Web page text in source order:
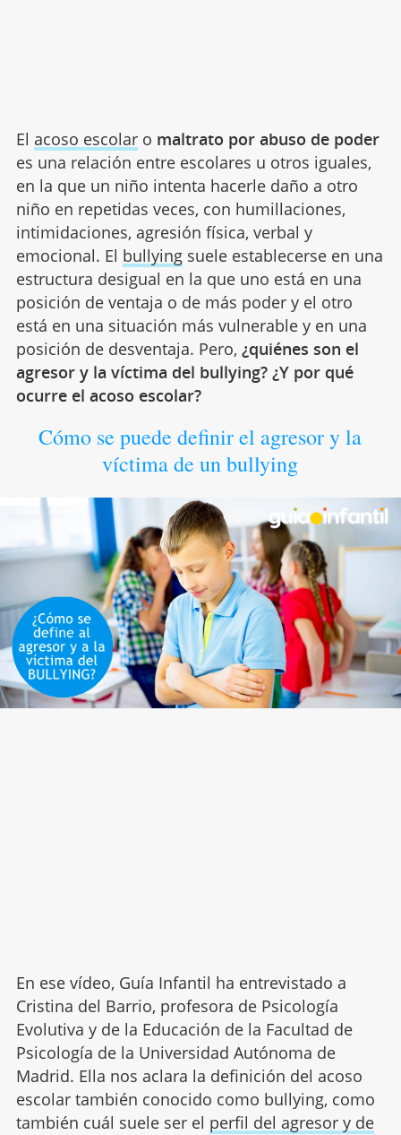
El acoso escolaro maltrato por abuso de poder
es una relación entre escolares u otros iguales,
en la que un niño intenta hacerle daño a otro
niño en repetidas veces, con humillaciones,
intimidaciones, agresión física, verbal y
emocional. El bullyingsuele establecerse en una
estructura desigual en la que uno está en una
posición de ventaja o de más poder y el otro
está en una situación más vulnerable y en una
posición de desventaja. Pero, ¿quiénes son el
agresor y la víctima del bullying? ¿Y por qué
ocurre el acoso escolar?
Cómo se puede definir el agresor y la
víctima de un bullying
En ese vídeo, Guía Infantil ha entrevistado a
Cristina del Barrio, profesora de Psicología
Evolutiva y de la Educación de la Facultad de
Psicología de la Universidad Autónoma de
Madrid. Ella nos aclara la definición del acoso
escolar también conocido como bullying, como
también cuál suele ser el perfil del agresor y de